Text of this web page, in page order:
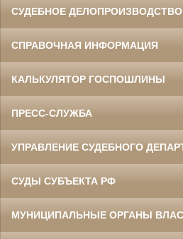
СУДЕБНОЕ ДЕЛОПРОИЗВОДСТВО
СПРАВОЧНАЯ ИНФОРМАЦИЯ
КАЛЬКУЛЯТОР ГОСПОШЛИНЫ
ПРЕСС-СЛУЖБА
УПРАВЛЕНИЕ СУДЕБНОГО
СУДЫ СУБЪЕКТА РФ
МУНИЦИПАЛЬНЫЕ ОРГАНЫ